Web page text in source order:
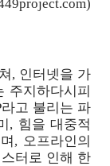
, 인터넷을 가
주지하다시피
라고 불리는 파
, 힘을 대중적
, 오프라인의
터로 인해 한